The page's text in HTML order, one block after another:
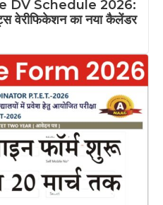
DV Schedule 2026:
वेरीफिकेशन का नया कैलेंडर